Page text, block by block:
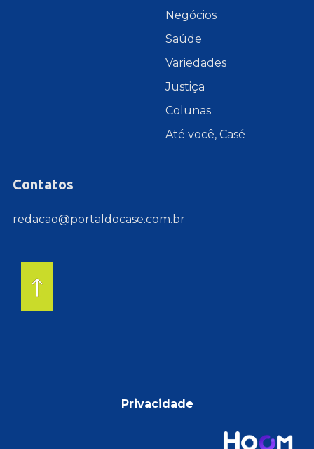
Negócios
Saúde
Variedades
Justiça
Colunas
Até você, Casé
Contatos
redacao@portaldocase.com.br
Privacidade